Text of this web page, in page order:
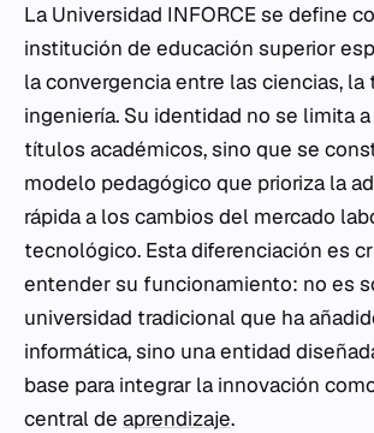
La Universidad INFORCE se define
institución de educación superior
la convergencia entre las ciencias,
ingeniería. Su identidad no se limita
títulos académicos, sino que se
modelo pedagógico que prioriza la
rápida a los cambios del mercado
tecnológico. Esta diferenciación es
entender su funcionamiento: no es
universidad tradicional que ha
informática, sino una entidad
base para integrar la innovación
central de aprendizaje.